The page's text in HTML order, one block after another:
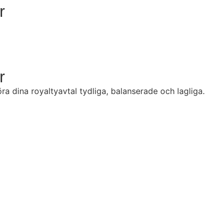
dina royaltyavtal tydliga, balanserade och lagliga.